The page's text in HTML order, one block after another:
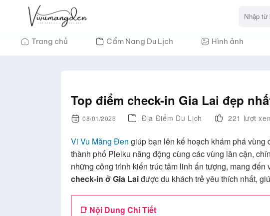
Trang chủ Cẩm Nang Du Lịch Hình ảnh
Top điểm check-in Gia Lai đẹp
08/01/2026 Địa Điểm Du Lịch 221 lượt
Vi Vu Măng Đen giúp bạn lên kế hoạch khám phá vùng
thành phố Pleiku năng động cùng các vùng lân cận,
những công trình kiến trúc tâm linh ấn tượng, mang
check-in ở Gia Laiđược du khách trẻ yêu thích nhất,
📑 Nội Dung Chi Tiết